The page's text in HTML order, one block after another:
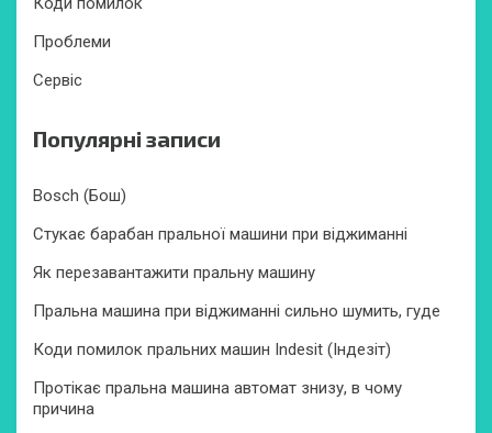
Проблеми
Сервіс
Популярні записи
Bosch (Бош)
Стукає барабан пральної машини при віджиманні
Як перезавантажити пральну машину
Пральна машина при віджиманні сильно шумить, гуде
Коди помилок пральних машин Indesit (Індезіт)
Протікає пральна машина автомат знизу, в чому
причина